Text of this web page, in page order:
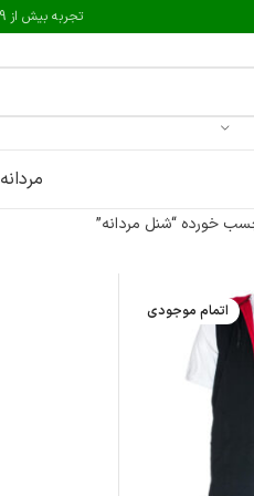
تجربه بیش از 9 سال فروش اینترنتی مطمئن در کنار شما
مردانه
خورده “شنل مردانه”
اتمام موجودی